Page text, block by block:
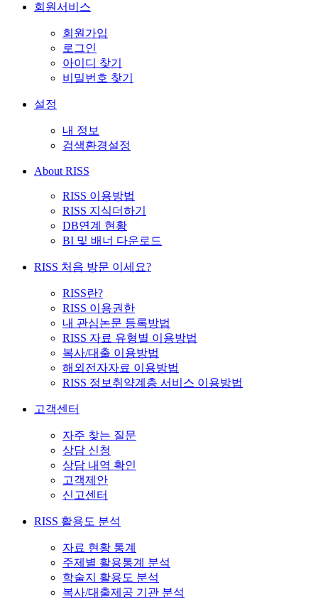
회원서비스
회원가입
로그인
아이디 찾기
비밀번호 찾기
설정
내 정보
검색환경설정
About RISS
RISS 이용방법
RISS 지식더하기
DB연계 현황
BI 및 배너 다운로드
RISS 처음 방문 이세요?
RISS란?
RISS 이용권한
내 관심논문 등록방법
RISS 자료 유형별 이용방법
복사/대출 이용방법
해외전자자료 이용방법
RISS 정보취약계층 서비스 이용방법
고객센터
자주 찾는 질문
상담 신청
상담 내역 확인
고객제안
신고센터
RISS 활용도 분석
자료 현황 통계
주제별 활용통계 분석
학술지 활용도 분석
복사/대출제공 기관 분석